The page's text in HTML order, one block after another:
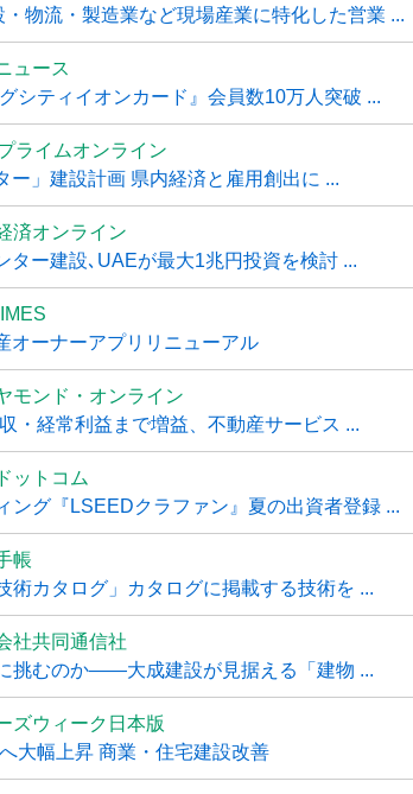
物流・製造業など現場産業に特化した営業 ...
ュース
シティイオンカード』会員数10万人突破 ...
ライムオンライン
ー」建設計画 県内経済と雇用創出に ...
済オンライン
ター建設､UAEが最大1兆円投資を検討 ...
オーナーアプリリニューアル
モンド・オンライン
・経常利益まで増益、不動産サービス ...
ットコム
ング『LSEEDクラファン』夏の出資者登録 ...
帳
術カタログ」カタログに掲載する技術を ...
社共同通信社
挑むのか――大成建設が見据える「建物 ...
ズウィーク日本版
大幅上昇 商業・住宅建設改善